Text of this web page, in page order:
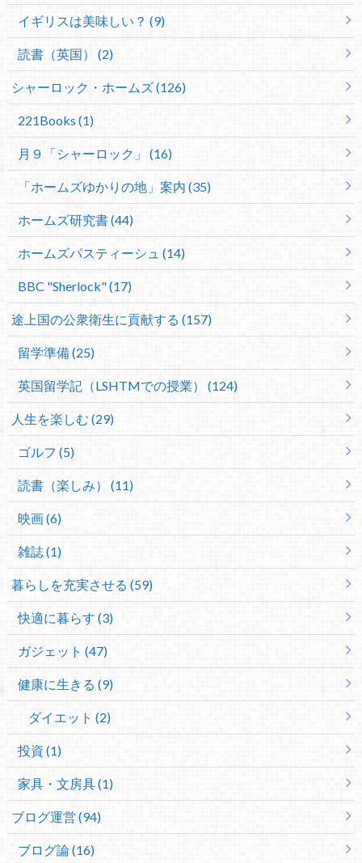
イギリスは美味しい？ (9)
読書（英国） (2)
シャーロック・ホームズ (126)
221Books (1)
月９「シャーロック」 (16)
「ホームズゆかりの地」案内 (35)
ホームズ研究書 (44)
ホームズパスティーシュ (14)
BBC "Sherlock" (17)
途上国の公衆衛生に貢献する (157)
留学準備 (25)
英国留学記（LSHTMでの授業） (124)
人生を楽しむ (29)
ゴルフ (5)
読書（楽しみ） (11)
映画 (6)
雑誌 (1)
暮らしを充実させる (59)
快適に暮らす (3)
ガジェット (47)
健康に生きる (9)
ダイエット (2)
投資 (1)
家具・文房具 (1)
ブログ運営 (94)
ブログ論 (16)